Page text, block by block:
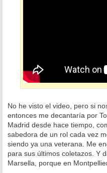
No he visto el video, pero si
entonces me decantaría por
Madrid desde hace tiempo,
sabedora de un rol cada vez
siendo ya una veterana. Me
para sus últimos coletazos. Y
Marsella, porque en